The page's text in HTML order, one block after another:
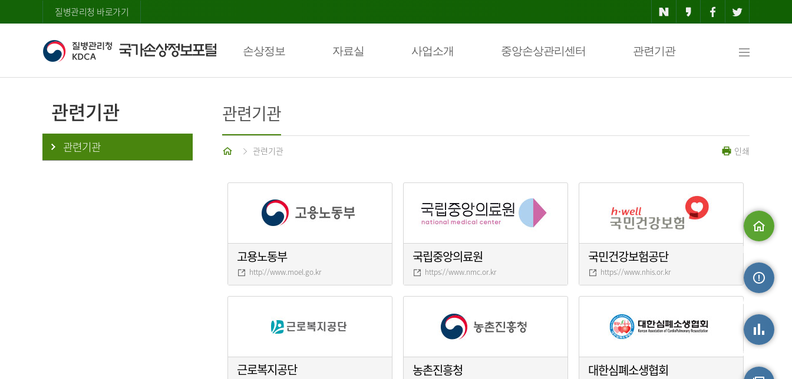
질병관리청 바로가기
손상정보 자료실 사업소개 중앙손상관리센터 관련기관
맵
관련기관
관련기관
관련기관
홈 관련기관 인쇄
고용노동부
http://www.moel.go.kr
국립중앙의료원
https://www.nmc.or.kr
국민건강보험공단
https://www.nhis.or.kr
근로복지공단 농촌진흥청 대한심폐소생협회